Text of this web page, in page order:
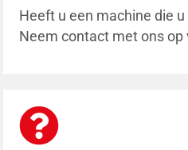
Heeft u een machine die
Neem contact met ons op